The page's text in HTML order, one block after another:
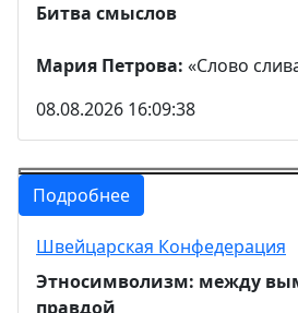
Битва смыслов
Мария Петрова: «Слово
08.08.2026 16:09:38
Подробнее
Швейцарская Конфедерация
Этносимволизм: между
правдой